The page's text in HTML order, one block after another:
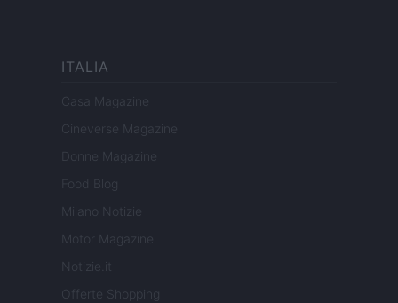
ITALIA
Casa Magazine
Cineverse Magazine
Donne Magazine
Food Blog
Milano Notizie
Motor Magazine
Notizie.it
Offerte Shopping